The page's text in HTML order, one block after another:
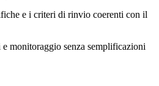
e i criteri di rinvio coerenti con il
monitoraggio senza semplificazioni